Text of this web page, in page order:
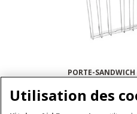
PORTE-
Utilisation des